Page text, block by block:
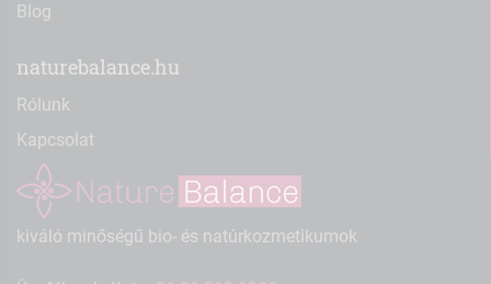
Blog
naturebalance.hu
Rólunk
Kapcsolat
kiváló minőségű bio- és natúrkozmetikumok